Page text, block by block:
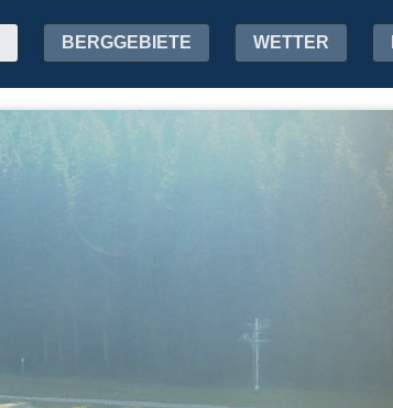
BERGGEBIETE WETTER